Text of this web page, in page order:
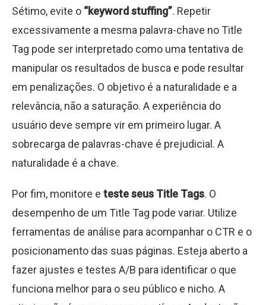
Sétimo, evite o “keyword stuffing”. Repetir
excessivamente a mesma palavra-chave no Title
Tag pode ser interpretado como uma tentativa de
manipular os resultados de busca e pode resultar
em penalizações. O objetivo é a naturalidade e a
relevância, não a saturação. A experiência do
usuário deve sempre vir em primeiro lugar. A
sobrecarga de palavras-chave é prejudicial. A
naturalidade é a chave.
Por fim, monitore e teste seus Title Tags. O
desempenho de um Title Tag pode variar. Utilize
ferramentas de análise para acompanhar o CTR e o
posicionamento das suas páginas. Esteja aberto a
fazer ajustes e testes A/B para identificar o que
funciona melhor para o seu público e nicho. A